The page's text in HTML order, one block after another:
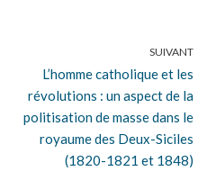
SUIVANT
L’homme catholique et les
révolutions : un aspect de la
politisation de masse dans le
royaume des Deux-Siciles
(1820-1821 et 1848)